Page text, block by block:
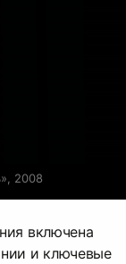
2008
включена
и ключевые